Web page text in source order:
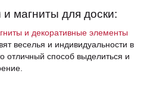
магниты для доски:
и декоративные элементы
веселья и индивидуальности в
отличный способ выделиться и